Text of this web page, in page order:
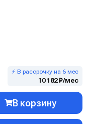
⚡ В рассрочку на 6 мес
10 182 ₽/мес
В корзину